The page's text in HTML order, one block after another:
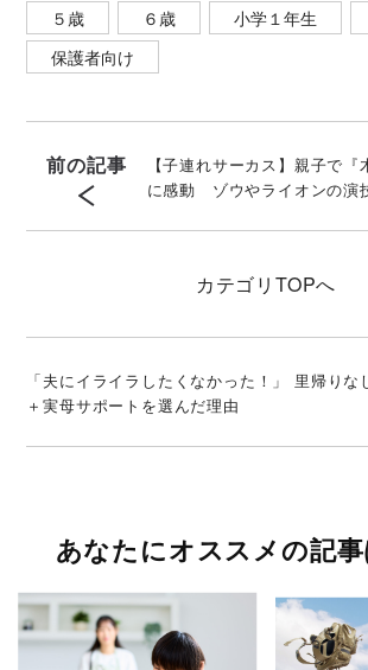
５歳
６歳 小学１年生
保護者向け
前の記事
【子連れサーカス】親子で『
に感動 ゾウやライオンの演
カテゴリ TOPへ
「夫にイライラしたくなかった！」 里帰りな
＋実母サポートを選んだ理由
あなたにオススメの記